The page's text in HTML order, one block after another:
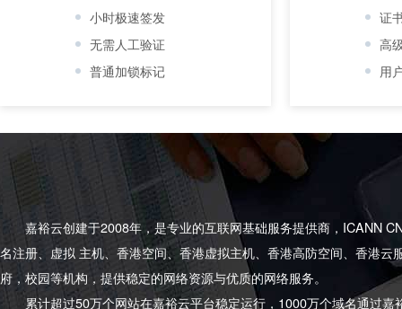
小时极速签发
无需人工验证
普通加锁标记
证
高
用
嘉裕云创建于2008年，是专业的互联网基础服务提供商，ICANN
名注册、虚拟 主机、香港空间、香港虚拟主机、香港高防空间、香港
府，校园等机构，提供稳定的网络资源与优质的网络服务。
累计超过50万个网站在嘉裕云平台稳定运行，1000万个域名通过嘉